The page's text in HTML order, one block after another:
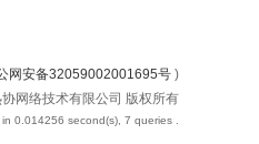
网安备32059002001695号 )
网络技术有限公司 版权所有
in 0.014256 second(s), 7 queries .